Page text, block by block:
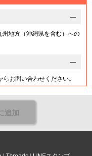
地方（沖縄県を含む）への
らお問い合わせください。
追加
あります